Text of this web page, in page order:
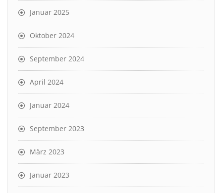
Januar 2025
Oktober 2024
September 2024
April 2024
Januar 2024
September 2023
März 2023
Januar 2023